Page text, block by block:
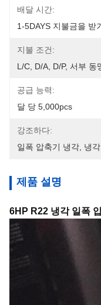
배달 시간:
1-5DAYS 지불금을 받
지불 조건:
L/C, D/A, D/P, 서부 동
공급 능력:
달 당 5,000pcs
강조하다:
일폭 압축기 냉각 냉
제품 설명
6HP R22 냉각 일폭